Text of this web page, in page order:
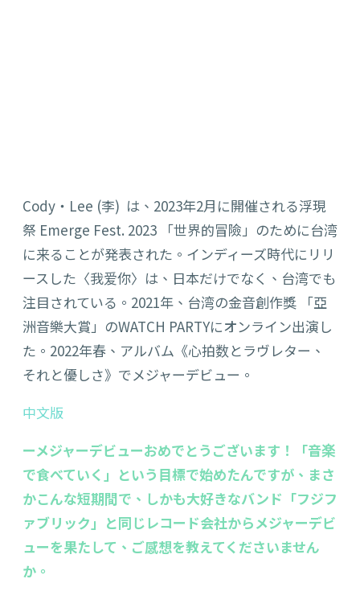
Cody・Lee (李) は、2023年2月に開催される浮現
祭 Emerge Fest. 2023 「世界的冒險」のために台湾
に来ることが発表された。インディーズ時代にリリ
ースした〈我爱你〉は、日本だけでなく、台湾でも
注目されている。2021年、台湾の金音創作獎 「亞
洲音樂大賞」のWATCH PARTYにオンライン出演し
た。2022年春、アルバム《心拍数とラヴレター、
それと優しさ》でメジャーデビュー。
中文版
ーメジャーデビューおめでとうございます！「音楽
で食べていく」という目標で始めたんですが、まさ
かこんな短期間で、しかも大好きなバンド「フジフ
ァブリック」と同じレコード会社からメジャーデビ
ューを果たして、ご感想を教えてくださいません
か。